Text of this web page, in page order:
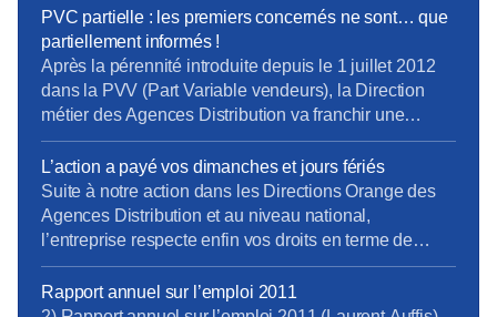
Citivox ne fait pas partie des chiffres présentés mais
qu’elle ne représente pas une proportion significative
par rapport à l’ensemble du […]
PVC partielle : les premiers concernés ne sont… que
partiellement informés !
Après la pérennité introduite depuis le 1 juillet 2012
dans la PVV (Part Variable vendeurs), la Direction
métier des Agences Distribution va franchir une
nouvelle étape vers la PVC (Part Variable
Commerciale) dès le 1er juillet 2013, avec la PVC
partielle. La PVC définitive arrivera au T2 2014. Les
grands principes de ces nouvelles règles
apparaissent plutôt vertueux, tant pour les équipes
souvent, la Direction pèche dans la mise en œuvre :
toutes les règles ne sont pas limpides, et, à moins
L’action a payé vos dimanches et jours fériés
Suite à notre action dans les Directions Orange des
Agences Distribution et au niveau national,
l’entreprise respecte enfin vos droits en terme de
rémunération des dimanches et jours fériés que vous
soyez vendeurs, conseillers techniques, adjoints ou
managers (CEA). TractAD
Rapport annuel sur l’emploi 2011